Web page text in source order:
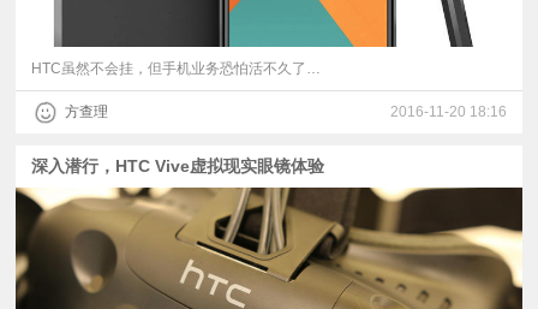
HTC虽然不会挂，但手机业务恐怕活不久了…
方查理 2016-11-20 18:16
深入潜行，HTC Vive虚拟现实眼镜体验